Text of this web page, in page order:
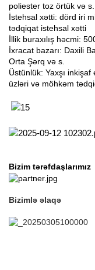
poliester toz örtük və s.
İstehsal xətti: dörd iri
tədqiqat istehsal xətti
İllik buraxılış həcmi:
İxracat bazarı: Daxili
Orta Şərq və s.
Üstünlük: Yaxşı
üzləri və möhkəm
Bizim tərəfdaşlarımız
Bizimlə əlaqə